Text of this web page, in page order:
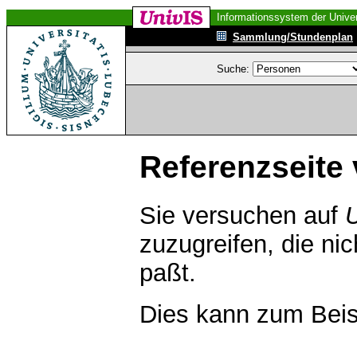
Informationssystem der
Sammlung/Stundenplan
Suche:
Referenzseite
Sie versuchen auf
zuzugreifen, die
paßt.
Dies kann zum